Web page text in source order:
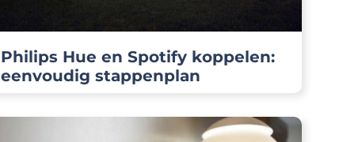
Philips Hue en Spotify koppelen:
eenvoudig stappenplan